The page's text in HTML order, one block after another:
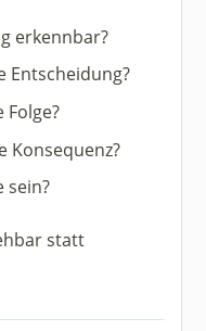
erkennbar?
Entscheidung?
Folge?
Konsequenz?
sein?
statt